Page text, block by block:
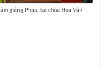
giảng Pháp, tại chùa Hoa Vân